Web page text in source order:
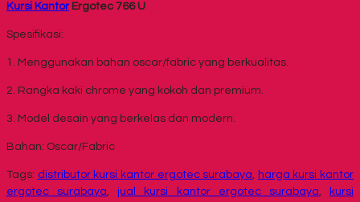
Kursi KantorErgotec 766 U
Spesifikasi:
1. Menggunakan bahan oscar/fabric yang berkualitas.
2. Rangka kaki chrome yang kokoh dan premium.
3. Model desain yang berkelas dan modern.
Bahan: Oscar/Fabric
Tags: distributor kursi kantor ergotec surabaya, harga kursi kantor
ergotec surabaya,jual kursi kantor ergotec surabaya,
kursi